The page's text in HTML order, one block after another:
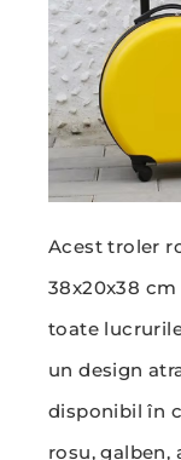
Acest troler
38x20x38
toate
un design
disponibil în
roșu, galben,